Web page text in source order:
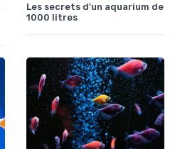
Les secrets d'un aquarium de
1000 litres